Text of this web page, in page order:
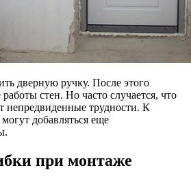
дверную ручку. После этого
стен. Но часто случается, что
непредвиденные трудности. К
добавляться еще
при монтаже